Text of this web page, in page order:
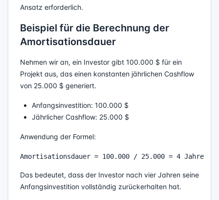
Ansatz erforderlich.
Beispiel für die Berechnung der
Amortisationsdauer
Nehmen wir an, ein Investor gibt 100.000 $ für ein
Projekt aus, das einen konstanten jährlichen Cashflow
von 25.000 $ generiert.
Anfangsinvestition: 100.000 $
Jährlicher Cashflow: 25.000 $
Anwendung der Formel:
Das bedeutet, dass der Investor nach vier Jahren seine
Anfangsinvestition vollständig zurückerhalten hat.